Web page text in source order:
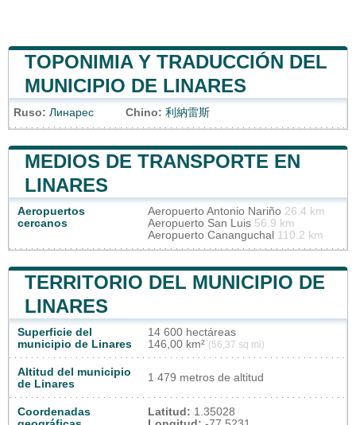
TOPONIMIA Y TRADUCCIÓN DEL
MUNICIPIO DE LINARES
Ruso: Линарес Chino: 利納雷斯
MEDIOS DE TRANSPORTE EN
LINARES
Aeropuertos
cercanos
Aeropuerto Antonio Nariño 26.4 km
Aeropuerto San Luis 56.9 km
Aeropuerto Cananguchal 110.2 km
TERRITORIO DEL MUNICIPIO DE
LINARES
Superficie del
municipio de Linares
14 600 hectáreas
146,00 km² (56,37 sq mi)
Altitud del municipio
de Linares
1 479 metros de altitud
Coordenadas
Latitud: 1.35028